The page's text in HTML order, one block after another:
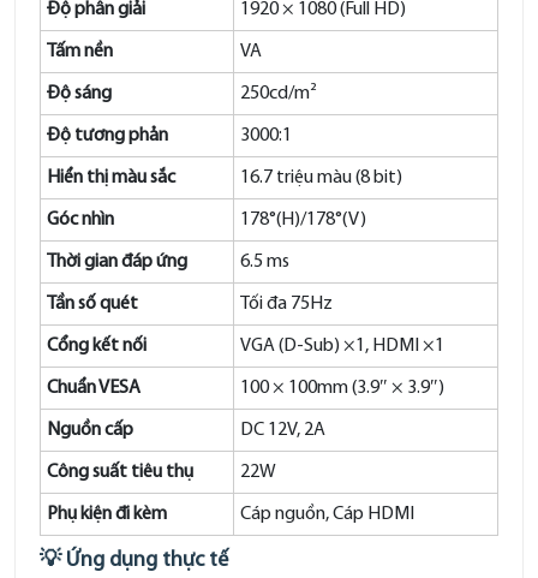
Độ phân giải 1920 × 1080 (Full HD)
Tấm nền VA
Độ sáng 250cd/m²
Độ tương phản 3000:1
Hiển thị màu sắc 16.7 triệu màu (8 bit)
Góc nhìn 178°(H)/178°(V)
Thời gian đáp ứng 6.5 ms
Tần số quét Tối đa 75Hz
Cổng kết nối VGA (D-Sub) ×1, HDMI ×1
Chuẩn VESA 100 × 100mm (3.9″ × 3.9″)
Nguồn cấp DC 12V, 2A
Công suất tiêu thụ 22W
Phụ kiện đi kèm Cáp nguồn, Cáp HDMI
💡 Ứng dụng thực tế